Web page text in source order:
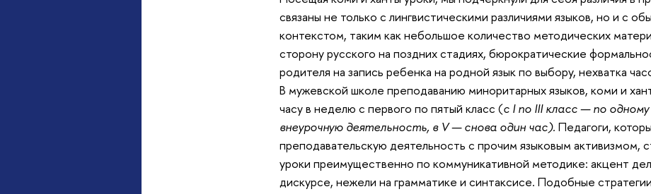
связаны не только с лингвистическими различиями языков, но и с
контекстом, таким как небольшое количество методических
сторону русского на поздних стадиях, бюрократические
родителя на запись ребенка на родной язык по выбору, нехватка
В мужевской школе преподаванию миноритарных языков, коми и
часу в неделю с первого по пятый класс (с I по III класс — по
внеурочную деятельность, в V — снова один час).Педагоги,
преподавательскую деятельность с прочим языковым активизмом,
уроки преимущественно по коммуникативной методике: акцент
дискурсе, нежели на грамматике и синтаксисе. Подобные